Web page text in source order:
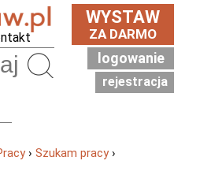
WYSTAW
ZA DARMO
logowanie
rejestracja
› Szukam pracy›